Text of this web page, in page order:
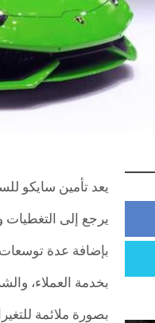
يعد تأمين سايكو
يرجع إلى التغطيات
بإضافة عدة
بخدمة العملاء،
بصورة ملائمة